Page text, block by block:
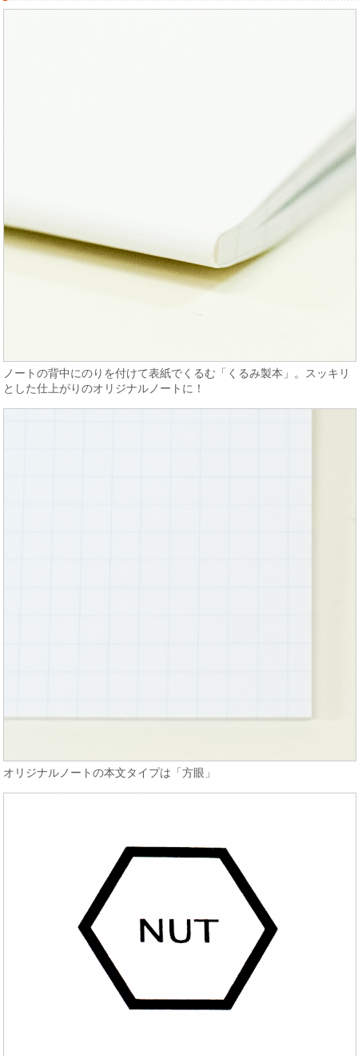
ノートの背中にのりを付けて表紙でくるむ「くるみ製本」。スッキリ
とした仕上がりのオリジナルノートに！
オリジナルノートの本文タイプは「方眼」